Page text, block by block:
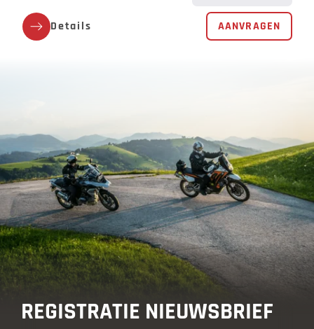
Details AANVRAGEN
REGISTRATIE NIEUWSBRIEF